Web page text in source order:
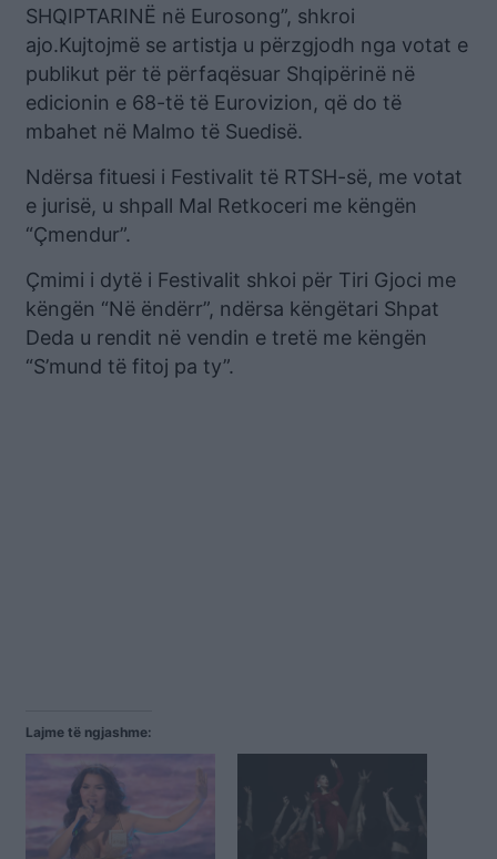
SHQIPTARINË në Eurosong”, shkroi
ajo.Kujtojmë se artistja u përzgjodh nga votat e
publikut për të përfaqësuar Shqipërinë në
edicionin e 68-të të Eurovizion, që do të
mbahet në Malmo të Suedisë.
Ndërsa fituesi i Festivalit të RTSH-së, me votat
e jurisë, u shpall Mal Retkoceri me këngën
“Çmendur”.
Çmimi i dytë i Festivalit shkoi për Tiri Gjoci me
këngën “Në ëndërr”, ndërsa këngëtari Shpat
Deda u rendit në vendin e tretë me këngën
“S’mund të fitoj pa ty”.
Lajme të ngjashme: